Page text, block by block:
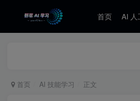
首页 AI 人
首页 AI 技能学习 正文